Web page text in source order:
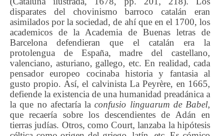
disparates del chovinismo barroco catalán eran
asimilados por la sociedad, de ahí que en el 1700, los
academicos de la Academia de Buenas letras de
Barcelona defendieran que el catalán era la
protolengua de España, madre del castellano,
valenciano, asturiano, gallego, etc. En realidad, cada
pensador europeo cocinaba historia y fantasia al
gusto propio. Así, el calvinista La Peyrère, en 1665,
defiende la existencia de una humanidad preadánica a
la que no afectaría laconfusio linguarum de Babel,
que recaería sobre los descendientes de Adán en
tierras judías. Otros, como Court, lanzaba la hipótesis